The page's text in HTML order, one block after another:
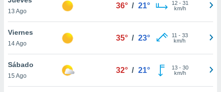
en
más
nuestra
13 Ago
36° / 21° 12- 31
km/h
Viernes
14 Ago
35° / 23° 11 - 33
km/h
Sábado
15 Ago
32° / 21° 13- 30
km/h